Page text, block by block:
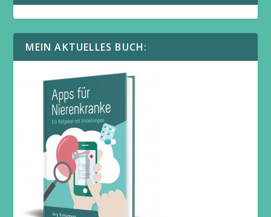
MEIN AKTUELLES BUCH: